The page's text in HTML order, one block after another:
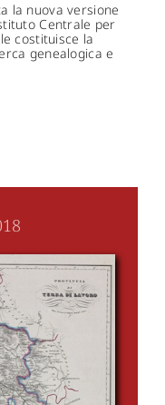
la nuova versione
Centrale per
costituisce la
genealogica e